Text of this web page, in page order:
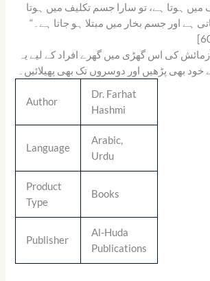
میں ہوتا ہے، تو سارا جسم تکلیف میں ہوتا
ہے اور جسم بخار میں مبتلا ہو جاتا ہے۔“
کی اس گھڑی میں گھرے افراد کے لیے یہ
خود بھی پڑھیں اور دوسروں تک بھی پھیلائیں۔
Author
Dr. Farhat
Hashmi
Language
Arabic,
Urdu
Product
Type
Books
Publisher
Al-Huda
Publications